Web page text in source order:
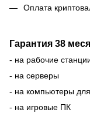
Оплата
Гарантия 38
- на рабочие
- на серверы
- на компьютеры
- на игровые ПК